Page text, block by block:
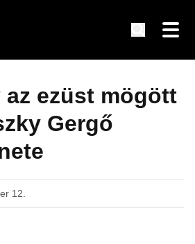
ezüst mögött
Gergő
12.